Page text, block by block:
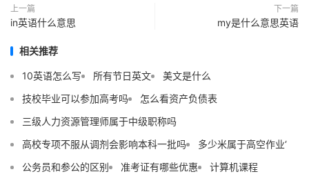
上一篇
in英语什么意思
下一篇
my是什么意思英语
相关推荐
10英语怎么写 所有节日英文
美文是什么
技校毕业可以参加高考吗
怎么看资产负债表
三级人力资源管理师属于中级职称吗
高校专项不服从调剂会影响本科一批吗
多少米属于高空作业‘
公务员和参公的区别
准考证有哪些优惠
计算机课程